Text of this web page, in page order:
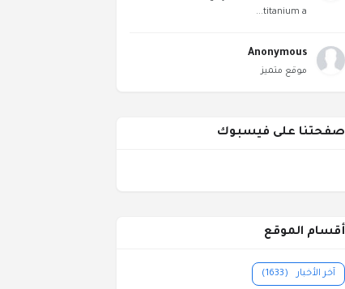
titanium a...
Anonymous
موقع متميز
صفحتنا على فيسبوك
أقسام الموقع
آخر الأخبار (1633)